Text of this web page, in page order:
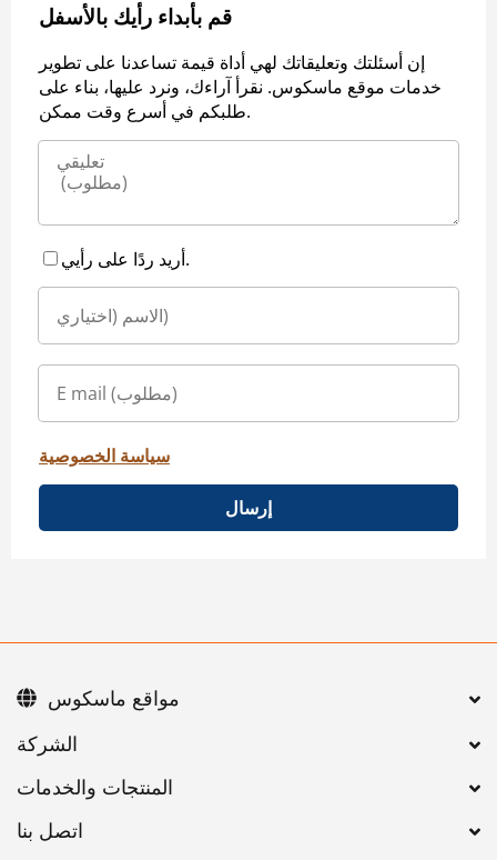
قم بأبداء رأيك بالأسفل
إن أسئلتك وتعليقاتك لهي أداة قيمة تساعدنا على تطوير
خدمات موقع ماسكوس. نقرأ آراءك، ونرد عليها، بناء على
طلبكم في أسرع وقت ممكن.
أريد ردًا على رأيي.
سياسة الخصوصية
إرسال
اتصل بنا
مواقع ماسكوس